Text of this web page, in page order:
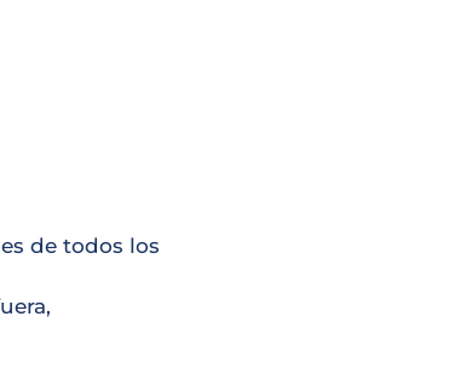
de todos los